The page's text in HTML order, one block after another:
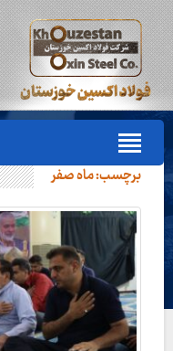
برچسب:ماه صفر